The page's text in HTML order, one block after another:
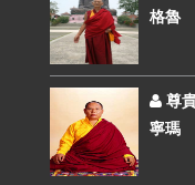
格魯
尊
寧瑪